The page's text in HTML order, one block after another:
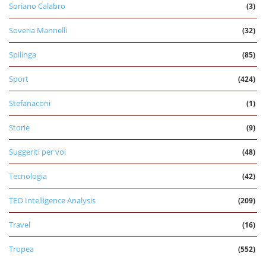
Soriano Calabro (3)
Soveria Mannelli (32)
Spilinga (85)
Sport (424)
Stefanaconi (1)
Storie (9)
Suggeriti per voi (48)
Tecnologia (42)
TEO Intelligence Analysis (209)
Travel (16)
Tropea (552)